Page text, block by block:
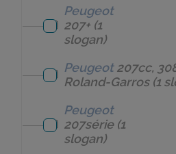
Peugeot
207+ (1
slogan)
Peugeot 207cc,
Roland-Garros(1
Peugeot
207série(1
slogan)